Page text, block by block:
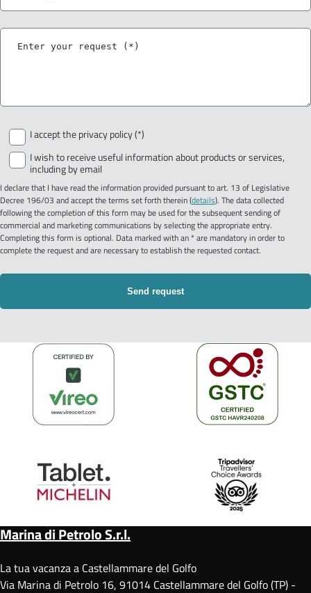
Message
I accept the privacy policy (*)
I wish to receive useful information about products or services,
including by email
I declare that I have read the information provided pursuant to art. 13 of Legislative
Decree 196/03 and accept the terms set forth therein (details). The data collected
following the completion of this form may be used for the subsequent sending of
commercial and marketing communications by selecting the appropriate entry.
Completing this form is optional. Data marked with an * are mandatory in order to
complete the request and are necessary to establish the requested contact.
Marina di Petrolo S.r.l.
La tua vacanza a Castellammare del Golfo
Via Marina di Petrolo 16, 91014 Castellammare del Golfo (TP) -